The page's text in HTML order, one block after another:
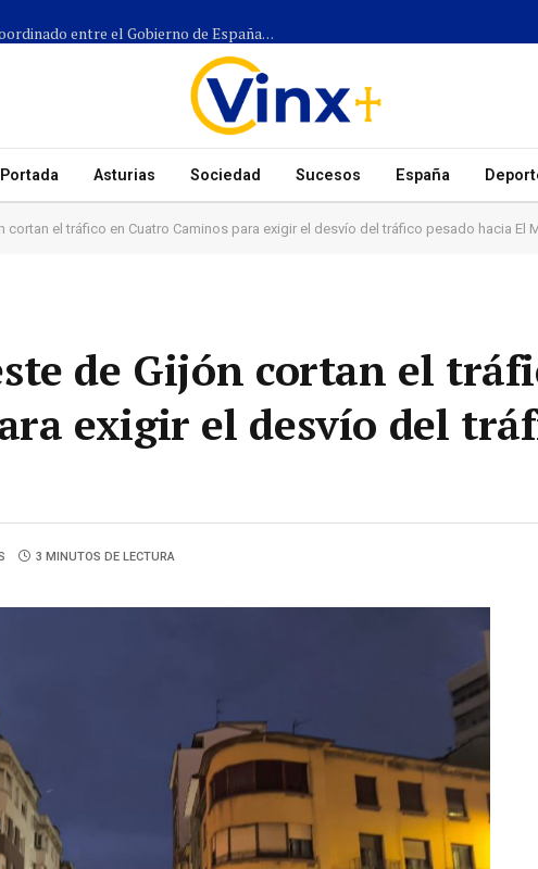
Más de 1.300 efectivos participarán en el dispositivo coordinado entre el Gobierno de España, el Principado de Asturias y los ayuntamientos para el eclipse del 12 de agosto
Portada Asturias Sociedad Sucesos España
cortan el tráfico en Cuatro Caminos para exigir el desvío del tráfico pesado hacia El
de Gijón cortan el
exigir el desvío del
3 MINUTOS DE LECTURA